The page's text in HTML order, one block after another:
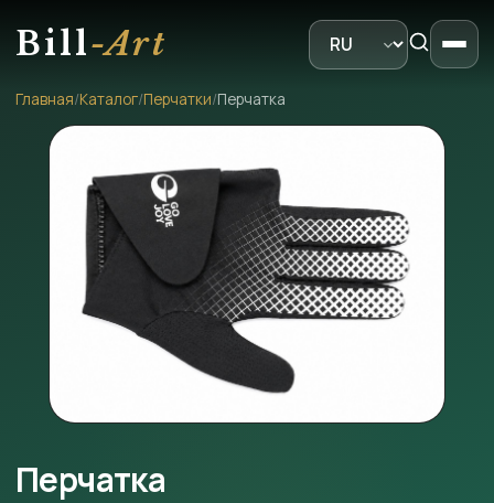
Bill-Art
Главная/Каталог/Перчатки/Перчатка
Перчатка